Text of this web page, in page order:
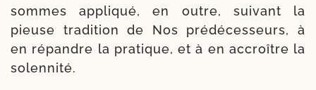
sommes appli­qué, en outre, sui­vant la
pieuse tra­di­tion de Nos pré­dé­ces­seurs, à
en répandre la pra­tique, et à en accroître la
solennité.